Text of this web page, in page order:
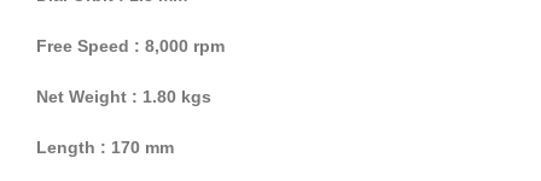
Free Speed : 8,000 rpm
Net Weight : 1.80 kgs
Length : 170 mm